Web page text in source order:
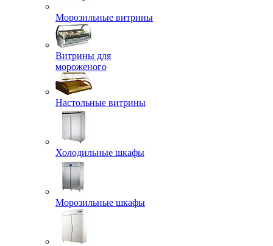
Морозильные витрины
Витрины для
мороженого
Настольные витрины
Холодильные шкафы
Морозильные шкафы